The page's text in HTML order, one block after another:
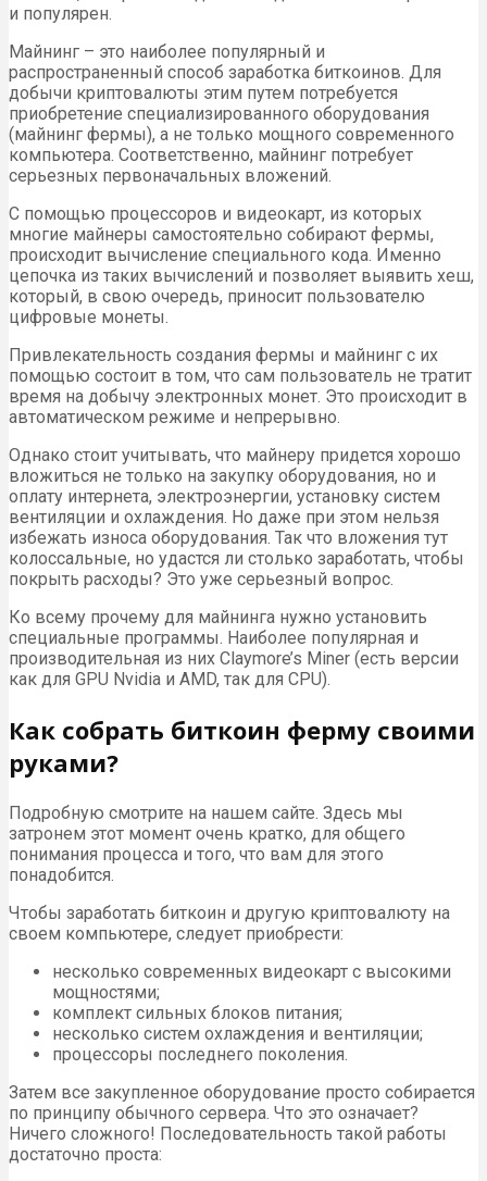
и популярен.
Майнинг – это наиболее популярный и
распространенный способ заработка биткоинов. Для
добычи криптовалюты этим путем потребуется
приобретение специализированного оборудования
(майнинг фермы), а не только мощного современного
компьютера. Соответственно, майнинг потребует
серьезных первоначальных вложений.
С помощью процессоров и видеокарт, из которых
многие майнеры самостоятельно собирают фермы,
происходит вычисление специального кода. Именно
цепочка из таких вычислений и позволяет выявить хеш,
который, в свою очередь, приносит пользователю
цифровые монеты.
Привлекательность создания фермы и майнинг с их
помощью состоит в том, что сам пользователь не тратит
время на добычу электронных монет. Это происходит в
автоматическом режиме и непрерывно.
Однако стоит учитывать, что майнеру придется хорошо
вложиться не только на закупку оборудования, но и
оплату интернета, электроэнергии, установку систем
вентиляции и охлаждения. Но даже при этом нельзя
избежать износа оборудования. Так что вложения тут
колоссальные, но удастся ли столько заработать, чтобы
покрыть расходы? Это уже серьезный вопрос.
Ко всему прочему для майнинга нужно установить
специальные программы. Наиболее популярная и
производительная из них Claymore’s Miner (есть версии
как для GPU Nvidia и AMD, так для CPU).
Как собрать биткоин ферму своими
руками?
Подробную смотрите на нашем сайте. Здесь мы
затронем этот момент очень кратко, для общего
понимания процесса и того, что вам для этого
понадобится.
Чтобы заработать биткоин и другую криптовалюту на
своем компьютере, следует приобрести:
несколько современных видеокарт с высокими
мощностями;
комплект сильных блоков питания;
несколько систем охлаждения и вентиляции;
процессоры последнего поколения.
Затем все закупленное оборудование просто собирается
по принципу обычного сервера. Что это означает?
Ничего сложного! Последовательность такой работы
достаточно проста: